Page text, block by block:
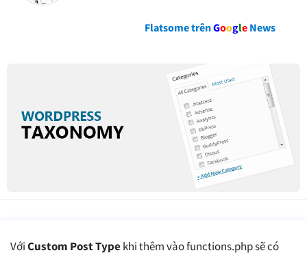
Flatsome trênGoogle News
VớiCustom Post Typekhi thêm vào functions.php sẽ có